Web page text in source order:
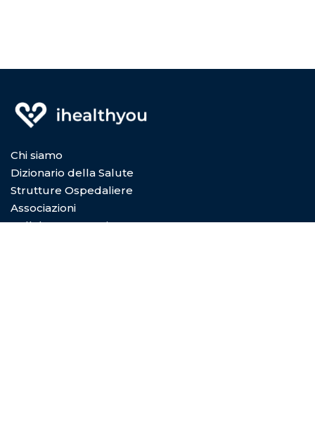
Chi siamo
Dizionario della Salute
Strutture Ospedaliere
Associazioni
Collabora con Noi